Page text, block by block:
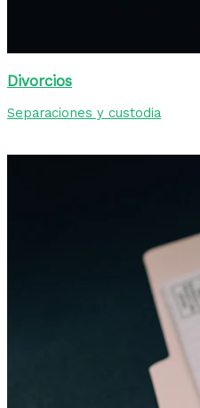
Divorcios
Separaciones y custodia